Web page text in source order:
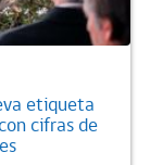
etiqueta
cifras de